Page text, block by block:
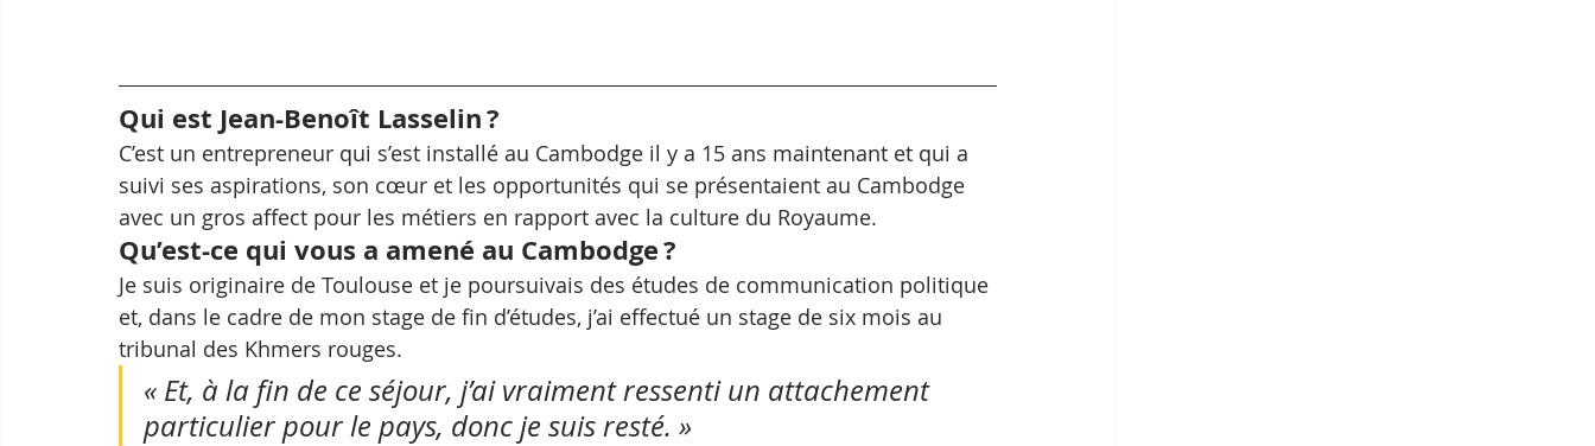
Qui est Jean-Benoît Lasselin ?
C’est un entrepreneur qui s’est installé au Cambodge il y a 15 ans maintenant et qui a
suivi ses aspirations, son cœur et les opportunités qui se présentaient au Cambodge
avec un gros affect pour les métiers en rapport avec la culture du Royaume.
Qu’est-ce qui vous a amené au Cambodge ?
Je suis originaire de Toulouse et je poursuivais des études de communication politique
et, dans le cadre de mon stage de fin d’études, j’ai effectué un stage de six mois au
tribunal des Khmers rouges.
« Et, à la fin de ce séjour, j’ai vraiment ressenti un attachement
particulier pour le pays, donc je suis resté. »